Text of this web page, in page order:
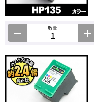
数量